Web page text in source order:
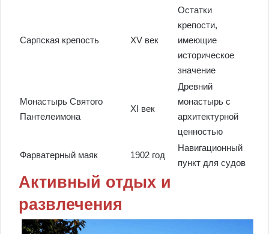
Сарпская крепость XV век
Остатки
крепости,
имеющие
историческое
значение
Монастырь Святого
Пантелеимона
XI век
Древний
монастырь с
архитектурной
ценностью
Фарватерный маяк 1902 год
Навигационный
пункт для судов
Активный отдых и
развлечения